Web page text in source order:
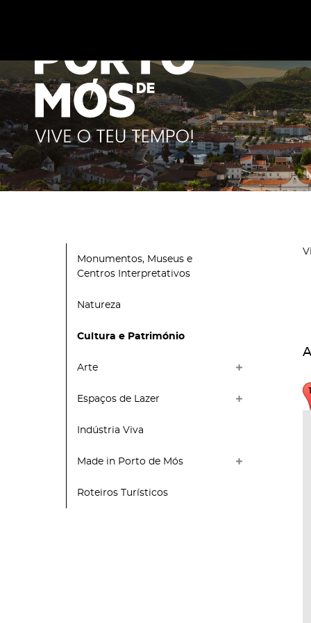
Monumentos, Museus e
Centros Interpretativos
Natureza
Cultura e Património
Arte
Espaços de Lazer
Indústria Viva
Made in Porto de Mós
Roteiros Turísticos